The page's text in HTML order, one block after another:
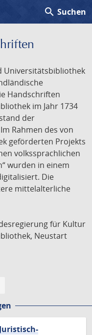
search Suchen
Universitätsbibliothek
Handschriften
im Jahr 1734
der
Rahmen des von
geförderten Projekts
volkssprachlichen
wurden in einem
Die
mittelalterliche
für Kultur
Neustart